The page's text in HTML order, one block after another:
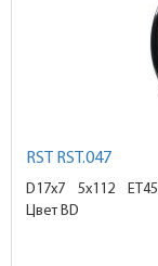
RST RST.047
D17x7 5x112 ET45
Цвет BD